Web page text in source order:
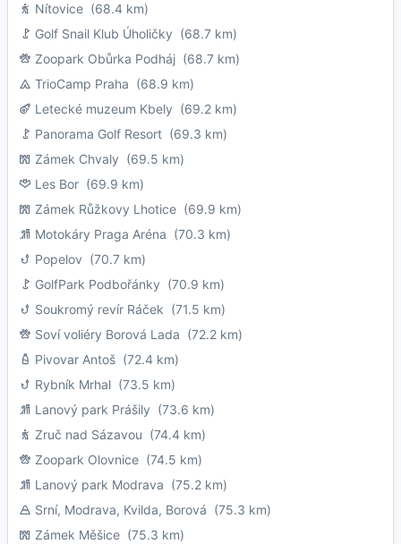
Nítovice (68.4 km)
Golf Snail Klub Úholičky (68.7 km)
Zoopark Obůrka Podháj (68.7 km)
TrioCamp Praha (68.9 km)
Letecké muzeum Kbely (69.2 km)
Panorama Golf Resort (69.3 km)
Zámek Chvaly (69.5 km)
Les Bor (69.9 km)
Zámek Růžkovy Lhotice (69.9 km)
Motokáry Praga Aréna (70.3 km)
Popelov (70.7 km)
GolfPark Podbořánky (70.9 km)
Soukromý revír Ráček (71.5 km)
Soví voliéry Borová Lada (72.2 km)
Pivovar Antoš (72.4 km)
Rybník Mrhal (73.5 km)
Lanový park Prášily (73.6 km)
Zruč nad Sázavou (74.4 km)
Zoopark Olovnice (74.5 km)
Lanový park Modrava (75.2 km)
Srní, Modrava, Kvilda, Borová (75.3 km)
Zámek Měšice (75.3 km)